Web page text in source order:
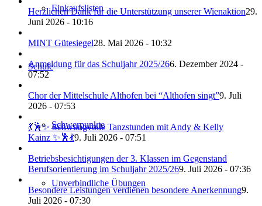
Einkaufslisten
Schule
Schwerpunkte
Unverbindliche Übungen
Herzlichen Dank für die Unterstützung unserer Wienaktion29.
Juni 2026 - 10:16
MINT Gütesiegel28. Mai 2026 - 10:32
Anmeldung für das Schuljahr 2025/266. Dezember 2024 -
07:52
Chor der Mittelschule Althofen bei “Althofen singt”9. Juli
2026 - 07:53
💃🕺✨ Schwungvolle Tanzstunden mit Andy & Kelly
Kainz ✨🕺💃9. Juli 2026 - 07:51
Betriebsbesichtigungen der 3. Klassen im Gegenstand
Berufsorientierung im Schuljahr 2025/269. Juli 2026 - 07:36
Besondere Leistungen verdienen besondere Anerkennung9.
Juli 2026 - 07:30